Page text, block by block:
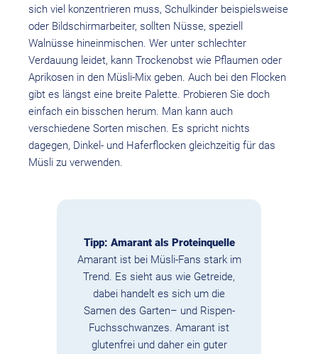
sich viel konzentrieren muss, Schulkinder beispielsweise
oder Bildschirmarbeiter, sollten Nüsse, speziell
Walnüsse hineinmischen. Wer unter schlechter
Verdauung leidet, kann Trockenobst wie Pflaumen oder
Aprikosen in den Müsli-Mix geben. Auch bei den Flocken
gibt es längst eine breite Palette. Probieren Sie doch
einfach ein bisschen herum. Man kann auch
verschiedene Sorten mischen. Es spricht nichts
dagegen, Dinkel- und Haferflocken gleichzeitig für das
Müsli zu verwenden.
Tipp: Amarant als Proteinquelle
Amarant ist bei Müsli-Fans stark im
Trend. Es sieht aus wie Getreide,
dabei handelt es sich um die
Samen des Garten– und Rispen-
Fuchsschwanzes. Amarant ist
glutenfrei und daher ein guter